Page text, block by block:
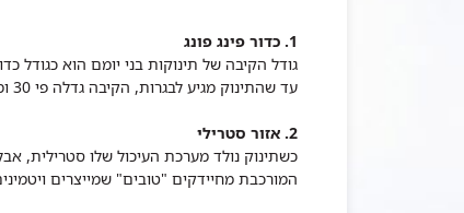
1. כדור פינג פונג
עד שהתינוק מגיע לבגרות, הקיבה גדלה פי 30 ומסוגלת להכיל אז כ־1.5 ליטר מזון.
2. אזור סטרילי
כשתינוק נולד מערכת העיכול שלו סטרילית,
המורכבת מחיידקים "טובים" שמייצרים